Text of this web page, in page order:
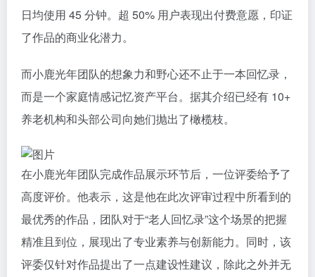
日均使用 45 分钟。超 50% 用户表现出付费意愿，印证
了作品的商业化潜力。
而小鹿光年团队的想象力和野心还不止于一本回忆录，
而是一个家庭情感记忆资产平台。据其介绍已经有 10+
养老机构和头部公司向她们抛出了橄榄枝。
在小鹿光年团队完成作品展示环节后，一位评委给予了
高度评价。他表示，这是他在此次评审过程中所看到的
最优秀的作品，团队对于“老人回忆录”这个场景的把握
精准且到位，展现出了专业素养与创新能力。同时，该
评委仅针对作品提出了一点建设性建议，除此之外并无